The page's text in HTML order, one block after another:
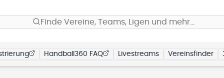
Finde Vereine, Teams, Ligen und mehr…
Handball360 FAQ Livestreams Vereinsfinder